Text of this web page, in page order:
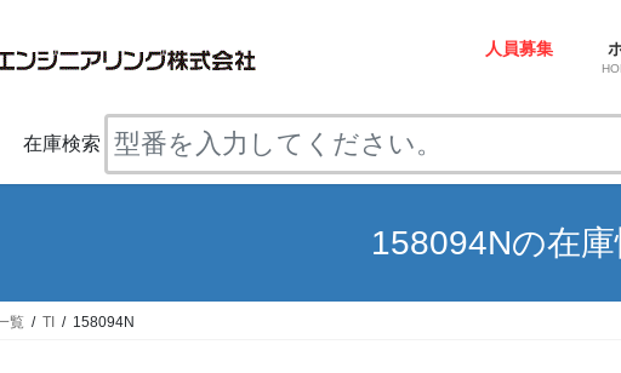
人員募集
在庫検索
158094Nの在庫
覧 TI 158094N